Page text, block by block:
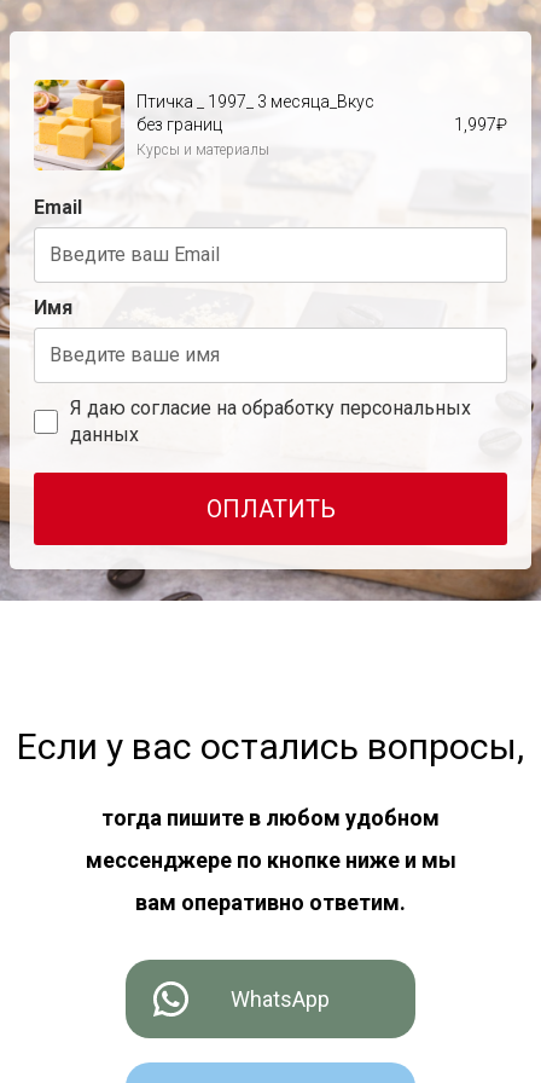
Птичка _ 1997_ 3 месяца_Вкус
без границ
Курсы и материалы
1,997₽
Email
Имя
Я даю согласие на обработку персональных
данных
ОПЛАТИТЬ
Если у вас остались вопросы,
тогда пишите в любом удобном
мессенджере по кнопке ниже и мы
вам оперативно ответим.
WhatsApp